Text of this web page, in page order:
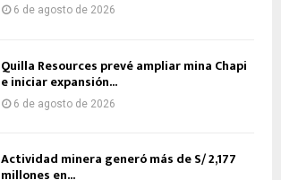
6 de agosto de 2026
Quilla Resources prevé ampliar mina Chapi
e iniciar expansión...
6 de agosto de 2026
Actividad minera generó más de S/ 2,177
millones en...